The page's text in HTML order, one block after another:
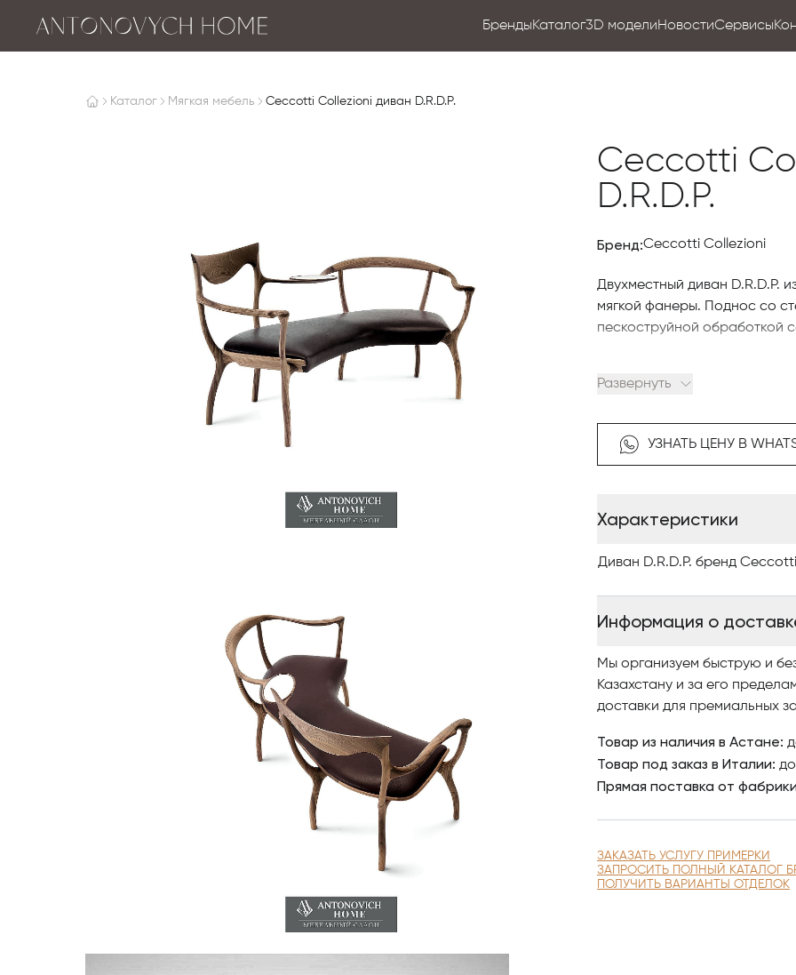
БрендыКаталог3D моделиНовостиСервисы
Каталог Мягкая мебель Ceccotti Collezioni диван D.R.D.P.
Ceccotti
D.R.D.P.
Бренд:Ceccotti Collezioni
Двухместный диван D.R.D.P.
мягкой фанеры.
Поднос со
пескоструйной обработкой
изучайте наш интернет-
качественными фото,
По вопросам приобретения
Развернуть
УЗНАТЬ ЦЕНУ В
Характеристики
Диван D.R.D.P. бренд
Информация о
Мы организуем быструю и
Казахстану и за его
доставки для премиальных
Товар из наличия в Астане:
Товар под заказ в Италии:
Прямая поставка от фабрики
ЗАКАЗАТЬ УСЛУГУ ПРИМЕРКИ
ЗАПРОСИТЬ ПОЛНЫЙ КАТАЛОГ
ПОЛУЧИТЬ ВАРИАНТЫ ОТДЕЛОК